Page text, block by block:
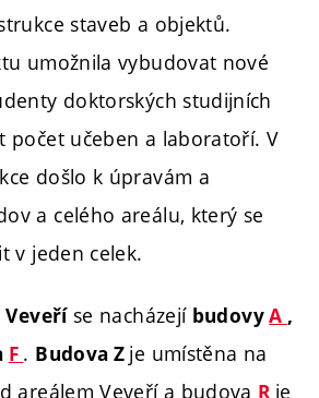
staveb a objektů.
umožnila vybudovat nové
doktorských studijních
počet učeben a laboratoří. V
došlo k úpravám a
a celého areálu, který se
v jeden celek.
Veveříse nacházejí budovyA ,
F . Budova Z je umístěna na
areálem Veveří a budova R je